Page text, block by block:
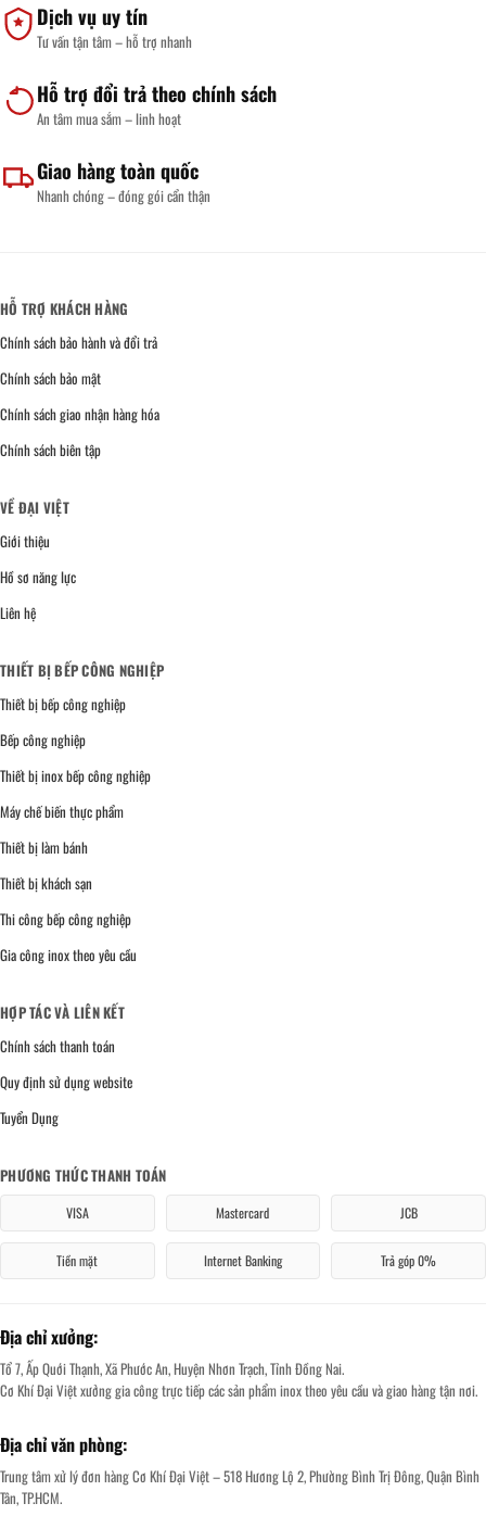
Dịch vụ uy tín
Tư vấn tận tâm – hỗ trợ nhanh
Hỗ trợ đổi trả theo chính sách
An tâm mua sắm – linh hoạt
Giao hàng toàn quốc
Nhanh chóng – đóng gói cẩn thận
HỖ TRỢ KHÁCH HÀNG
Chính sách bảo hành và đổi trả
Chính sách bảo mật
Chính sách giao nhận hàng hóa
Chính sách biên tập
VỀ ĐẠI VIỆT
Giới thiệu
Hồ sơ năng lực
Liên hệ
THIẾT BỊ BẾP CÔNG NGHIỆP
Thiết bị bếp công nghiệp
Bếp công nghiệp
Thiết bị inox bếp công nghiệp
Máy chế biến thực phẩm
Thiết bị làm bánh
Thiết bị khách sạn
Thi công bếp công nghiệp
Gia công inox theo yêu cầu
HỢP TÁC VÀ LIÊN KẾT
Chính sách thanh toán
Quy định sử dụng website
Tuyển Dụng
PHƯƠNG THỨC THANH TOÁN
VISA Mastercard JCB
Tiền mặt Internet Banking Trả góp 0%
Địa chỉ xưởng:
Tổ 7, Ấp Quới Thạnh, Xã Phước An, Huyện Nhơn Trạch, Tỉnh Đồng Nai.
Cơ Khí Đại Việt xưởng gia công trực tiếp các sản phẩm inox theo yêu cầu và giao hàng tận nơi.
Địa chỉ văn phòng:
Trung tâm xử lý đơn hàng Cơ Khí Đại Việt – 518 Hương Lộ 2, Phường Bình Trị Đông, Quận Bình
Tân, TP.HCM.